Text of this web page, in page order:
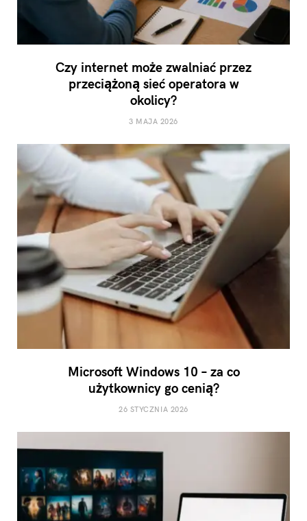
Czy internet może zwalniać przez
przeciążoną sieć operatora w
okolicy?
3 MAJA 2026
Microsoft Windows 10 – za co
użytkownicy go cenią?
26 STYCZNIA 2026